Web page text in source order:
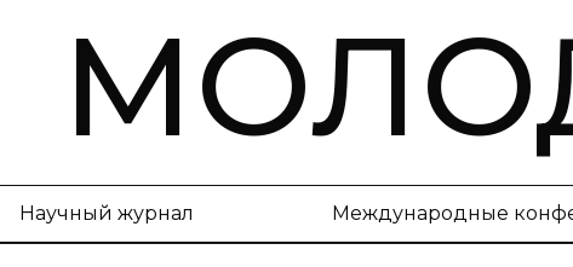
Научный журнал Международные